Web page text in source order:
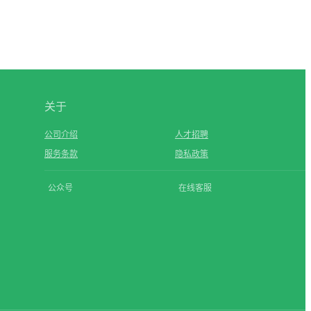
关于
公司介绍
人才招聘
服务条款
隐私政策
公众号 在线客服